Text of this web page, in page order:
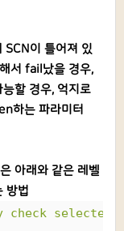
이 틀어져 있
서 fail났을 경우,
할 경우, 억지로
하는 파라미터
아래와 같은 레벨
방법
selected